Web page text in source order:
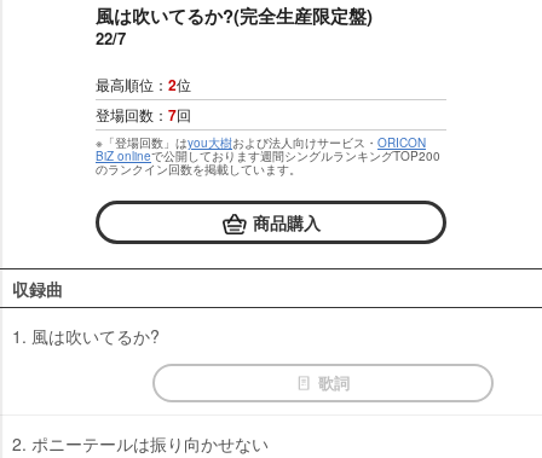
風は吹いてるか?(完全生産限定盤)
22/7
最高順位： 2位
登場回数： 7回
※「登場回数」はyou大樹および法人向けサービス・ ORICON
BiZ onlineで公開しております週間シングルランキングTOP200
のランクイン回数を掲載しています。
商品購入
収録曲
1. 風は吹いてるか?
歌詞
2. ポニーテールは振り向かせない